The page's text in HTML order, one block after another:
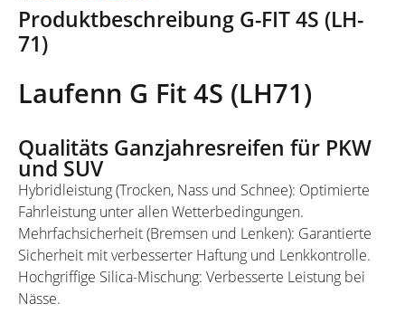
Produktbeschreibung G-FIT 4S (LH-
71)
Laufenn G Fit 4S (LH71)
Qualitäts Ganzjahresreifen für PKW
und SUV
Hybridleistung (Trocken, Nass und Schnee): Optimierte
Fahrleistung unter allen Wetterbedingungen.
Mehrfachsicherheit (Bremsen und Lenken): Garantierte
Sicherheit mit verbesserter Haftung und Lenkkontrolle.
Hochgriffige Silica-Mischung: Verbesserte Leistung bei
Nässe.